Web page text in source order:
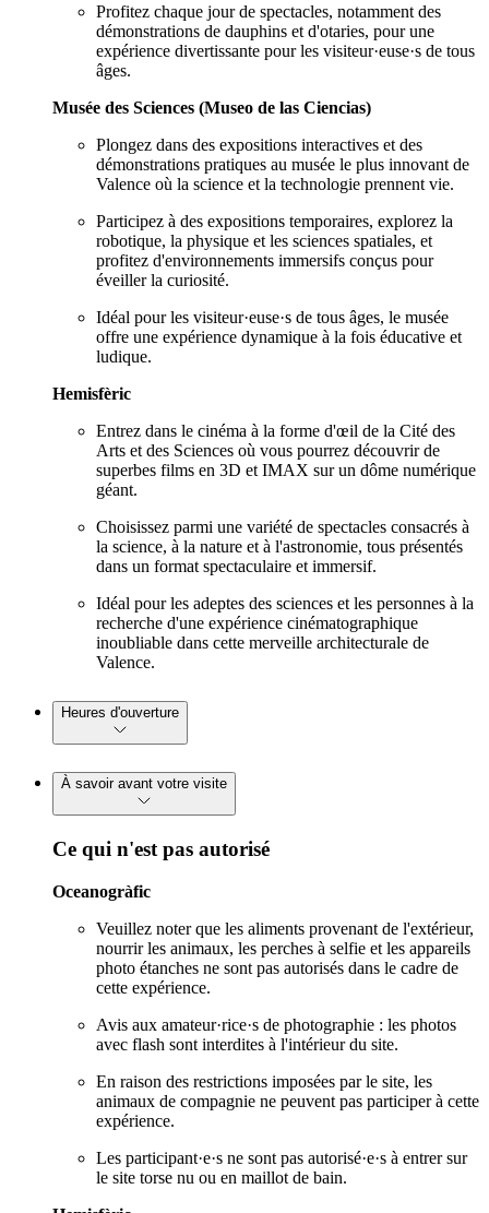
Profitez chaque jour de spectacles, notamment des
démonstrations de dauphins et d'otaries, pour une
expérience divertissante pour les visiteur·euse·s de tous
âges.
Musée des Sciences (Museo de las Ciencias)
Plongez dans des expositions interactives et des
démonstrations pratiques au musée le plus innovant de
Valence où la science et la technologie prennent vie.
Participez à des expositions temporaires, explorez la
robotique, la physique et les sciences spatiales, et
profitez d'environnements immersifs conçus pour
éveiller la curiosité.
Idéal pour les visiteur·euse·s de tous âges, le musée
offre une expérience dynamique à la fois éducative et
ludique.
Hemisfèric
Entrez dans le cinéma à la forme d'œil de la Cité des
Arts et des Sciences où vous pourrez découvrir de
superbes films en 3D et IMAX sur un dôme numérique
géant.
Choisissez parmi une variété de spectacles consacrés à
la science, à la nature et à l'astronomie, tous présentés
dans un format spectaculaire et immersif.
Idéal pour les adeptes des sciences et les personnes à la
recherche d'une expérience cinématographique
inoubliable dans cette merveille architecturale de
Valence.
Heures d'ouverture
À savoir avant votre visite
Ce qui n'est pas autorisé
Oceanogràfic
Veuillez noter que les aliments provenant de l'extérieur,
nourrir les animaux, les perches à selfie et les appareils
photo étanches ne sont pas autorisés dans le cadre de
cette expérience.
Avis aux amateur·rice·s de photographie : les photos
avec flash sont interdites à l'intérieur du site.
En raison des restrictions imposées par le site, les
animaux de compagnie ne peuvent pas participer à cette
expérience.
Les participant·e·s ne sont pas autorisé·e·s à entrer sur
le site torse nu ou en maillot de bain.